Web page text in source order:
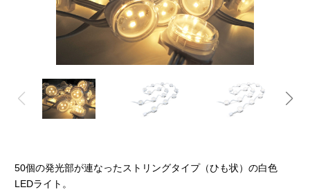
50個の発光部が連なったストリングタイプ（ひも状）の白色
LEDライト。